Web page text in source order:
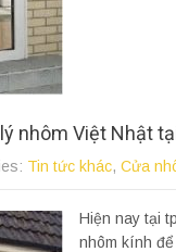
nhôm Việt Nhật
Tin tức khác, Cửa
Hiện nay tại
nhôm kính